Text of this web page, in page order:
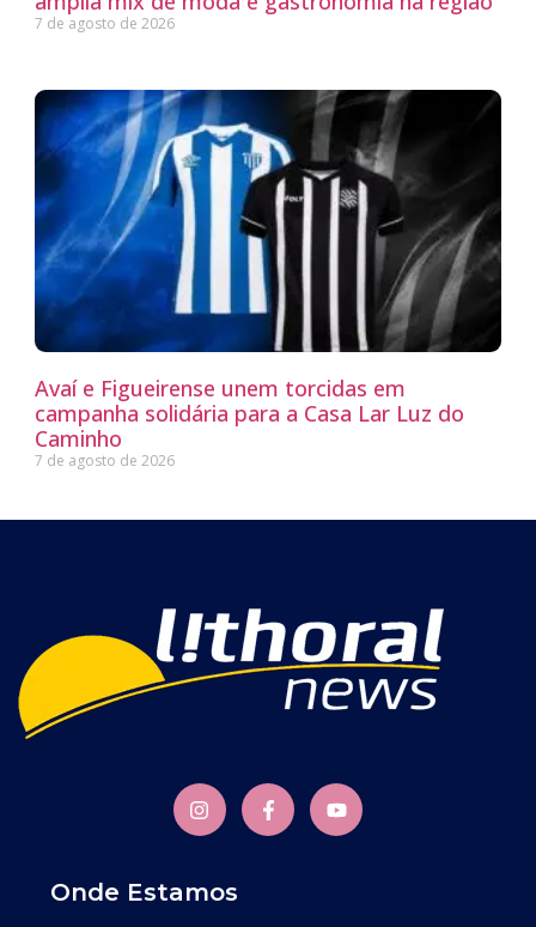
7 de agosto de 2026
Avaí e Figueirense unem torcidas em
campanha solidária para a Casa Lar Luz do
Caminho
7 de agosto de 2026
Onde Estamos